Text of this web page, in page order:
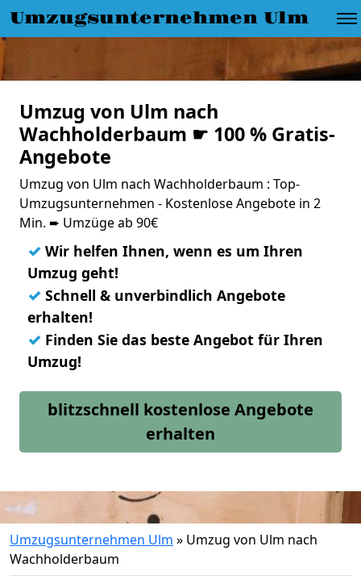
Umzugsunternehmen Ulm
Umzug von Ulm nach
Wachholderbaum ☛ 100 % Gratis-
Angebote
Umzug von Ulm nach Wachholderbaum : Top-
Umzugsunternehmen - Kostenlose Angebote in 2
Min. ➨ Umzüge ab 90€
✓ Wir helfen Ihnen, wenn es um Ihren
Umzug geht!
✓ Schnell & unverbindlich Angebote
erhalten!
✓ Finden Sie das beste Angebot für Ihren
Umzug!
blitzschnell kostenlose Angebote
erhalten
Umzugsunternehmen Ulm » Umzug von Ulm nach
Wachholderbaum